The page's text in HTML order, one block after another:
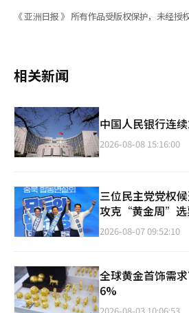
《 亚洲日报 》 所有作品受版权保护，未经授
相关新闻
中国人民银行连
2026-08-08 15:16:00
三位民主党党权
攻克“黄金周”选
2026-08-07 09:52:10
全球黄金首饰需
6%